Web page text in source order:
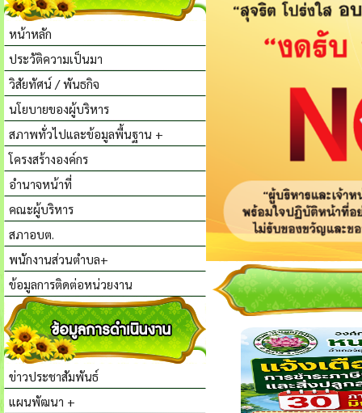
หน้าหลัก
ประวัติความเป็นมา
วิสัยทัศน์ / พันธกิจ
นโยบายของผู้บริหาร
สภาพทั่วไปและข้อมูลพื้นฐาน +
โครงสร้างองค์กร
อำนาจหน้าที่
คณะผู้บริหาร
สภาอบต.
พนักงานส่วนตำบล+
ข้อมูลการติดต่อหน่วยงาน
ข่าวประชาสัมพันธ์
แผนพัฒนา +